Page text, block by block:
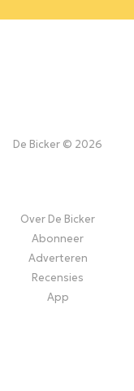
De Bicker © 2026
Over De Bicker
Abonneer
Adverteren
Recensies
App